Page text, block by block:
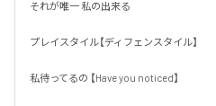
それが唯一 私の出来る
プレイスタイル【ディフェンスタイル】
私待ってるの 【Have you noticed】